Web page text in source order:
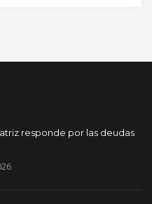
responde por las deudas